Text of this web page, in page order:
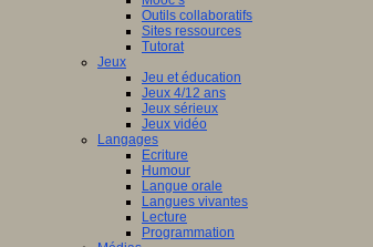
Outils collaboratifs
Sites ressources
Tutorat
Jeux
Jeu et éducation
Jeux 4/12 ans
Jeux sérieux
Jeux vidéo
Langages
Ecriture
Humour
Langue orale
Langues vivantes
Lecture
Programmation